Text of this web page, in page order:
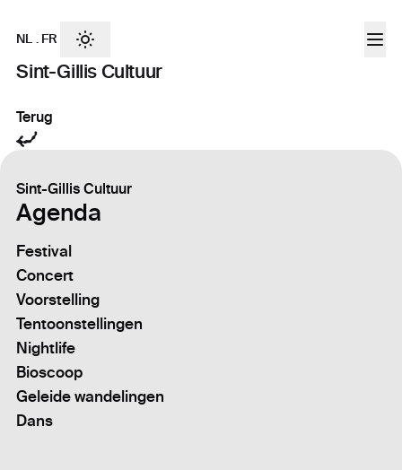
Sint-Gillis Cultuur
NL . FR
Terug
Sint-Gillis Cultuur
Agenda
Festival
Concert
Voorstelling
Tentoonstellingen
Nightlife
Bioscoop
Geleide wandelingen
Dans